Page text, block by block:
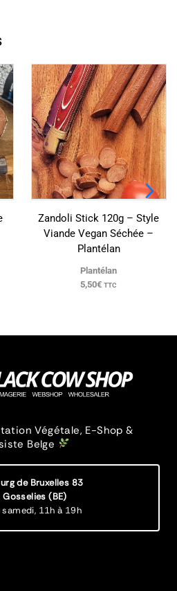
Zandoli Stick 120g – Style
Viande Vegan Séchée –
Plantélan
Plantélan
5,50€ TTC
Végétale, E-Shop &
Belge
de Bruxelles 83
(BE)
samedi, 11h à 19h